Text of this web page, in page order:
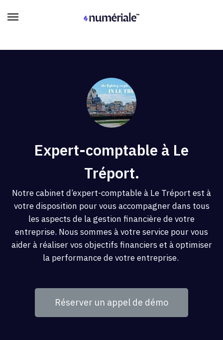
Expert-comptable à Le
Tréport.
Notre cabinet d’expert-comptable à Le Tréport est à
votre disposition pour vous accompagner dans tous
les aspects de la gestion financière de votre
entreprise. Nous sommes à votre service pour vous
aider à réaliser vos objectifs financiers et à optimiser
la performance de votre entreprise.
Réserver un appel de démo